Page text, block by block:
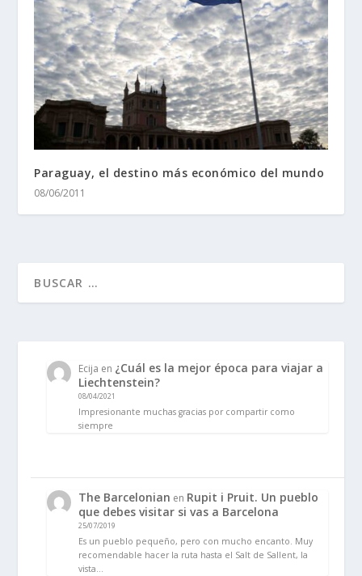
Paraguay, el destino más económico del mundo
08/06/2011
Ecija en ¿Cuál es la mejor época para viajar a
Liechtenstein?
08/04/2021
Impresionante muchas gracias por compartir como
siempre
The Barcelonian en Rupit i Pruit. Un pueblo
que debes visitar si vas a Barcelona
25/07/2019
Es un pueblo pequeño, pero con mucho encanto. Muy
recomendable hacer la ruta hasta el Salt de Sallent, la
vista…